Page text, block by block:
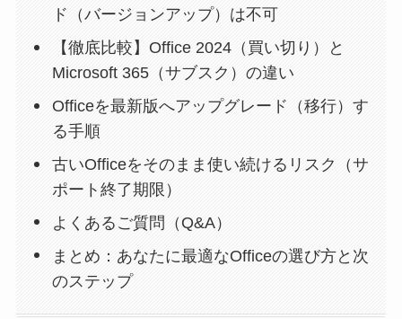
ド（バージョンアップ）は不可
【徹底比較】Office 2024（買い切り）と
Microsoft 365（サブスク）の違い
Officeを最新版へアップグレード（移行）す
る手順
古いOfficeをそのまま使い続けるリスク（サ
ポート終了期限）
よくあるご質問（Q&A）
まとめ：あなたに最適なOfficeの選び方と次
のステップ